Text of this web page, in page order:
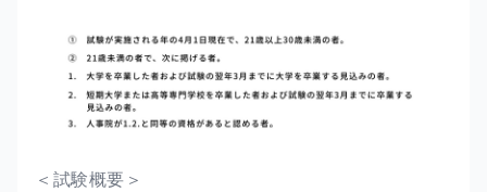
＜試験概要＞